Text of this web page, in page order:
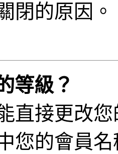
閉的原因。
等級？
直接更改
您的會員